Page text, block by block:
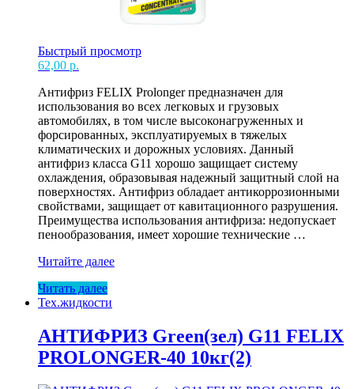
Быстрый просмотр
62,00 р.
Антифриз FELIX Prolonger предназначен для
использования во всех легковых и грузовых
автомобилях, в том числе высоконагруженных и
форсированных, эксплуатируемых в тяжелых
климатических и дорожных условиях. Данный
антифриз класса G11 хорошо защищает систему
охлаждения, образовывая надежный защитный слой на
поверхностях. Антифриз обладает антикоррозионными
свойствами, защищает от кавитационного разрушения.
Преимущества использования антифриза: недопускает
пенообразования, имеет хорошие технические …
АНТИФРИЗ
G11
FELIX
Кон-80
1л
Читайте далее
Читать далее
Тех.жидкости
АНТИФРИЗ Green(зел) G11 FELIX
PROLONGER-40 10кг(2)